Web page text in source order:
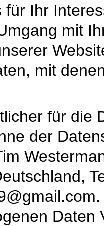
für Ihr
mit
mit
für die
der
Daten